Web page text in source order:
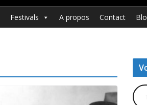
Festivals A propos Contact